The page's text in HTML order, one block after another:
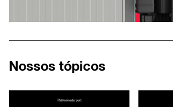
Nossos tópicos